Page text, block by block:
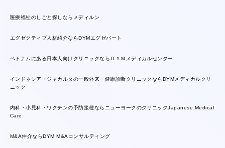
医療福祉のしごと探しならメディルン
エグゼクティブ人材紹介ならDYMエグゼパート
ベトナムにある日本人向けクリニックならＤＹＭメディカルセンター
インドネシア・ジャカルタの一般外来・健康診断クリニックならDYMメディカルクリ
ニック
内科・小児科・ワクチンの予防接種ならニューヨークのクリニックJapanese Medical
Care
M&A仲介ならDYM M&Aコンサルティング